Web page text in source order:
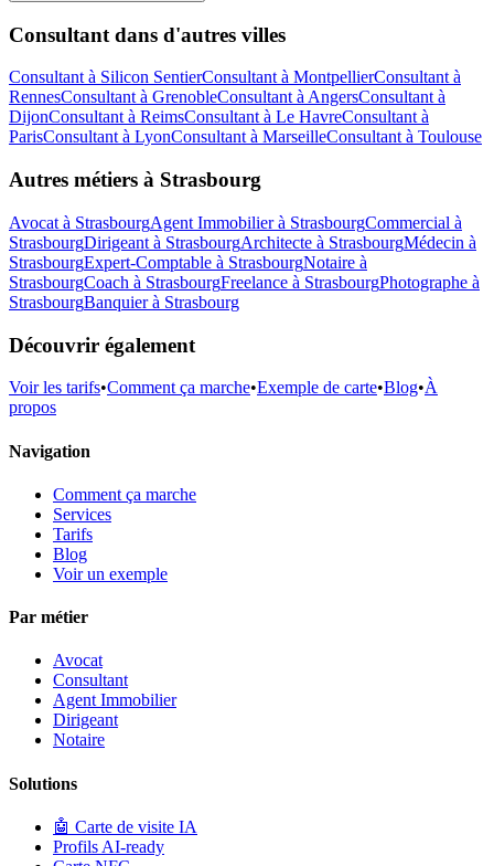
Consultant dans d'autres villes
Consultantà Silicon SentierConsultantà MontpellierConsultantà
RennesConsultantà GrenobleConsultantàAngersConsultantà
DijonConsultantà ReimsConsultantà Le HavreConsultantà
ParisConsultantà LyonConsultantà MarseilleConsultantà Toulouse
Autres métiers à Strasbourg
Avocat à StrasbourgAgent Immobilierà StrasbourgCommercial à
StrasbourgDirigeant à StrasbourgArchitecte à StrasbourgMédecin à
StrasbourgExpert-Comptable à StrasbourgNotaire à
StrasbourgCoach à StrasbourgFreelance à StrasbourgPhotographe à
StrasbourgBanquierà Strasbourg
Découvrir également
Voir les tarifs•Comment ça marche•Exemple de carte•Blog•À
propos
Navigation
Comment ça marche
Services
Tarifs
Blog
Voir un exemple
Par métier
Avocat
Consultant
Agent Immobilier
Dirigeant
Notaire
Solutions
🤖 Carte de visite IA
Profils AI-ready